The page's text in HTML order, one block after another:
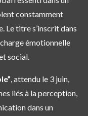
constamment
Le titre s’inscrit dans
émotionnelle
social.
, attendu le 3 juin,
liés à la perception,
dans un